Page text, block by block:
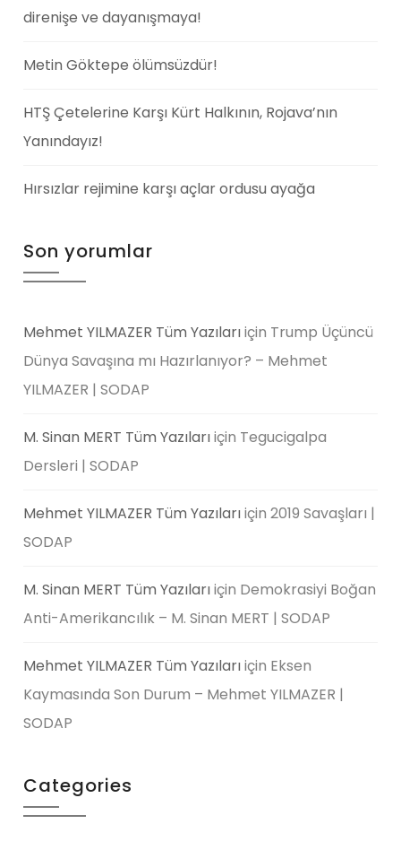
direnişe ve dayanışmaya!
Metin Göktepe ölümsüzdür!
HTŞ Çetelerine Karşı Kürt Halkının, Rojava’nın
Yanındayız!
Hırsızlar rejimine karşı açlar ordusu ayağa
Son yorumlar
Mehmet YILMAZER Tüm Yazılarıiçin Trump Üçüncü
Dünya Savaşına mı Hazırlanıyor? – Mehmet
YILMAZER | SODAP
M. Sinan MERT Tüm Yazılarıiçin Tegucigalpa
Dersleri | SODAP
Mehmet YILMAZER Tüm Yazılarıiçin2019 Savaşları |
SODAP
M. Sinan MERT Tüm Yazılarıiçin Demokrasiyi Boğan
Anti-Amerikancılık – M. Sinan MERT | SODAP
Mehmet YILMAZER Tüm Yazılarıiçin Eksen
Kaymasında Son Durum – Mehmet YILMAZER |
SODAP
Categories